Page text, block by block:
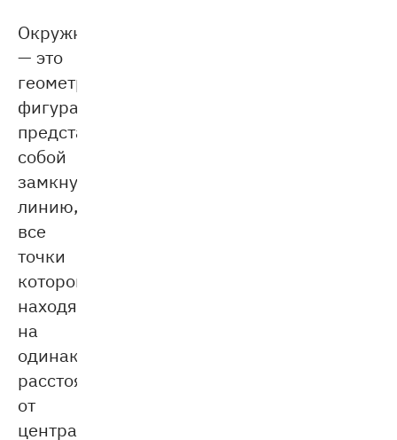
Окружность
— это
геометрическая
фигура,
представляющая
собой
замкнутую
линию,
все
точки
которой
находятся
на
одинаковом
расстоянии
от
центра.